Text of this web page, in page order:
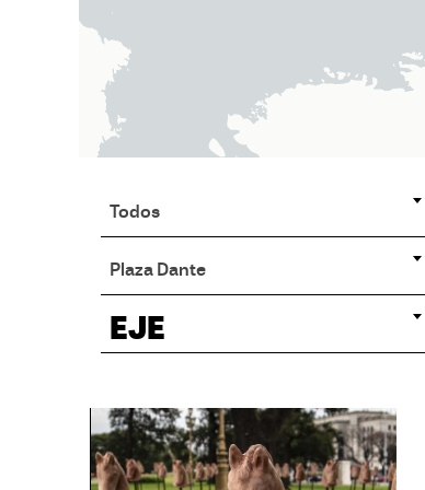
Todos
Plaza Dante
EJE